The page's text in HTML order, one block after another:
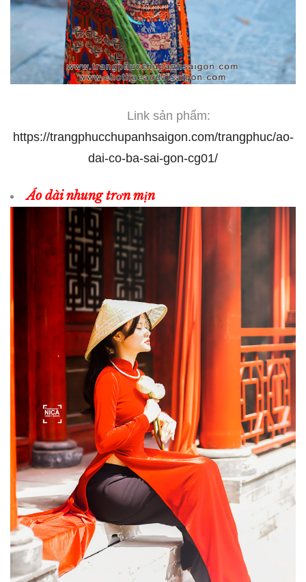
Link sản phẩm:
https://trangphucchupanhsaigon.com/trangphuc/ao-
dai-co-ba-sai-gon-cg01/
Áo dài nhung trơn mịn